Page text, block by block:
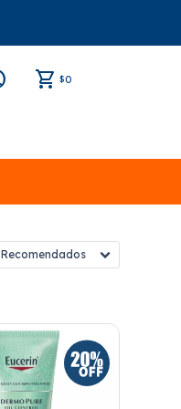
$0
Recomendados